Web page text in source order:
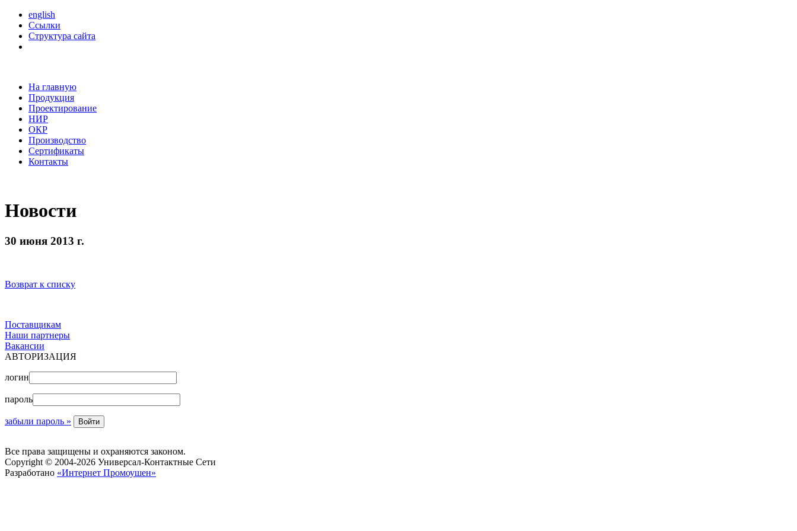
english
Ссылки
Структура сайта
На главную
Продукция
Проектирование
НИР
ОКР
Производство
Сертификаты
Контакты
Новости
30 июня 2013 г.
Возврат к списку
Поставщикам
Наши партнеры
Вакансии
АВТОРИЗАЦИЯ
логин
пароль
забыли пароль »
Все права защищены и охраняются законом.
Copyright © 2004-2026 Универсал-Контактные Сети
Разработано «Интернет Промоушен»